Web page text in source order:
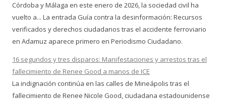
Córdoba y Málaga en este enero de 2026, la sociedad civil ha
vuelto a... La entrada Guía contra la desinformación: Recursos
verificados y derechos ciudadanos tras el accidente ferroviario
en Adamuz aparece primero en Periodismo Ciudadano.
16 segundos y tres disparos: Manifestaciones y arrestos tras el
fallecimiento de Renee Good a manos de ICE
La indignación continúa en las calles de Mineápolis tras el
fallecimiento de Renee Nicole Good, ciudadana estadounidense